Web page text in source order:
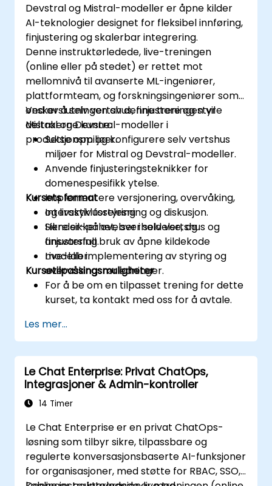
Devstral og Mistral-modeller er åpne kilder
AI-teknologier designet for fleksibel innføring,
finjustering og skalerbar integrering.
Denne instruktørledede, live-treningen
(online eller på stedet) er rettet mot
mellomnivå til avanserte ML-ingeniører,
plattformteam, og forskningsingeniører som
ønsker å selv vertshus, finjustere og styre
Mistral og Devstral-modeller i
produksjonsmiljøer.
Ved avslutningen av denne treningen vil
deltakerne kunne:
Sette opp og konfigurere selv vertshus
miljøer for Mistral og Devstral-modeller.
Anvende finjusteringsteknikker for
domenespesifikk ytelse.
Implementere versjonering, overvåking,
og livssyklusstyring.
Sikre sikkerhet, overholdelse, og
ansvarsfull bruk av åpne kildekode
modeller.
Kursets format
Interaktiv forelesning og diskusjon.
Hender-på øvelser i selv vertshus og
finjustering.
Live-lab implementering av styring og
overvåkingsrørledninger.
Kursetilpassingsmuligheter
For å be om en tilpasset trening for dette
kurset, ta kontakt med oss for å avtale.
Les mer...
Le Chat Enterprise: Privat ChatOps,
Integrasjoner & Admin-kontroller
14 Timer
Le Chat Enterprise er en privat ChatOps-
løsning som tilbyr sikre, tilpassbare og
regulerte konversasjonsbaserte AI-funksjoner
for organisasjoner, med støtte for RBAC, SSO,